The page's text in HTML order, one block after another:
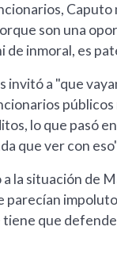
son una
de inmoral, es
a "que
lo que pasó
que ver con
la situación de
que